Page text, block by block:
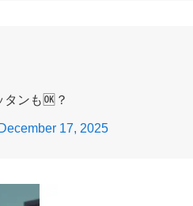
ンも🆗？
December 17, 2025